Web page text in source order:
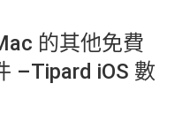
的其他免費
–Tipard iOS 數